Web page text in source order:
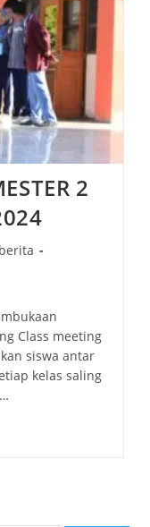
2
Class meeting
siswa antar
kelas saling